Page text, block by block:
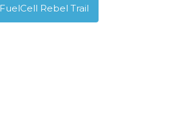
FuelCell Rebel Trail